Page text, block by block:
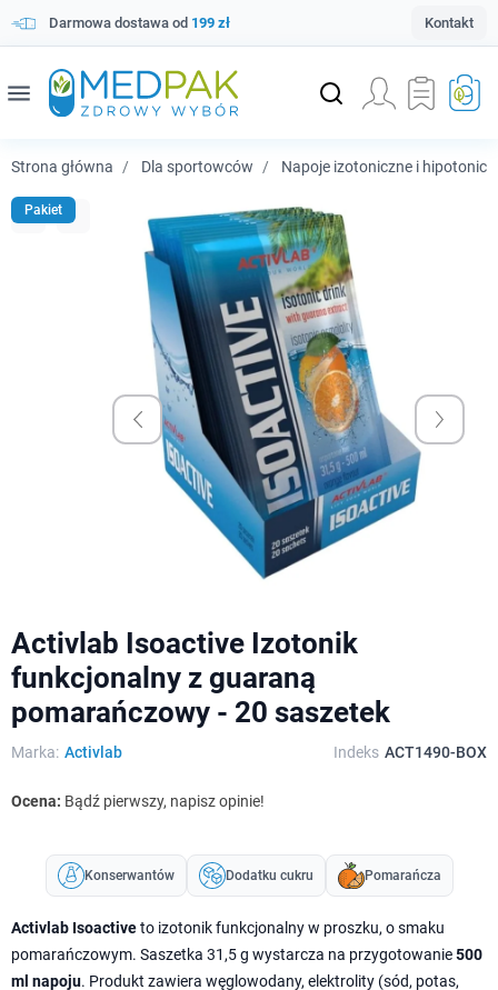
Darmowa dostawa od 199 zł Kontakt
menu
Strona główna Dla sportowców Napoje izotoniczne i
Pakiet
Activlab Isoactive Izotonik
funkcjonalny z guaraną
pomarańczowy - 20 saszetek
Marka: Activlab Indeks ACT1490-BOX
Ocena: Bądź pierwszy, napisz opinie!
Konserwantów Dodatku cukru Pomarańcza
Activlab Isoactiveto izotonik funkcjonalny w proszku, o smaku
pomarańczowym. Saszetka 31,5 g wystarcza na przygotowanie500
ml napoju. Produkt zawiera węglowodany, elektrolity (sód, potas,